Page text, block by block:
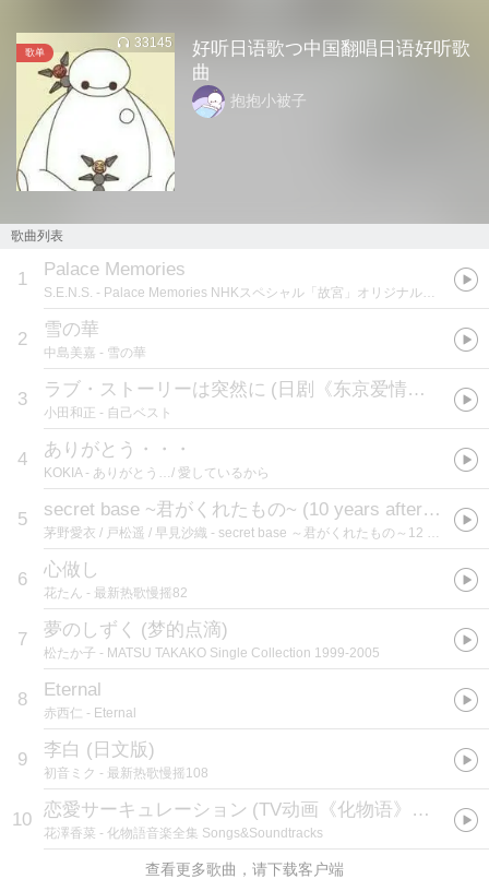
歌单
33145
好听日语歌つ中国翻唱日语好听歌
曲
抱抱小被子
歌曲列表
1 Palace Memories
S.E.N.S. - Palace Memories NHKスペシャル「故宮」オリジナル・サウンドトラックI
2 雪の華
中島美嘉 - 雪の華
3 ラブ・ストーリーは突然に ( 日剧《东京爱情故事》主题曲
小田和正 - 自己ベスト
4 ありがとう・・・
KOKIA- ありがとう…/ 愛しているから
5 secret base ~君がくれたもの~ (10 years after Ver.) (
茅野愛衣 / 戸松遥 / 早見沙織 - secret base ～君がくれたもの～12 years after special package
6 心做し
花たん - 最新热歌慢摇82
7 夢のしずく (梦的点滴)
松たか子 - MATSU TAKAKO Single Collection 1999-2005
8 Eternal
赤西仁 - Eternal
9 李白 (日文版)
初音ミク - 最新热歌慢摇108
10 恋愛サーキュレーション (TV动画《化物语》OP4:TVアニメ「化物語」OP4テーマ
花澤香菜 - 化物語音楽全集 Songs&Soundtracks
查看更多歌曲，请下载客户端